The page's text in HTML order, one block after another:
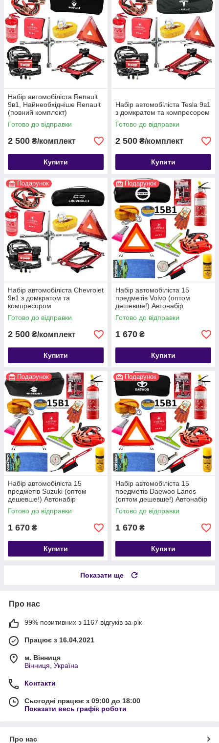
Набір автомобіліста Renault
9в1, Найнеобхідніше Renault
(повний комплект)
Готово до відправки
2 500 ₴/комплект
Купити
Набір автомобіліста Tesla 9в1
з домкратом та компресором
Готово до відправки
2 500 ₴/комплект
Купити
Подарунок
Набір автомобіліста Chevrolet
9в1 з домкратом та
компресором
Готово до відправки
2 500 ₴/комплект
Купити
Подарунок
Набір автомобіліста 15
предметів Volvo (оптом
дешевше!) Автонабір
Готово до відправки
1 670 ₴
Купити
Подарунок
Набір автомобіліста 15
предметів Suzuki (оптом
дешевше!) Автонабір
Готово до відправки
1 670 ₴
Купити
Подарунок
Набір автомобіліста 15
предметів Daewoo Lanos
(оптом дешевше!) Автонабір
Готово до відправки
1 670 ₴
Купити
Показати ще
Про нас
99% позитивних з 1167 відгуків за рік
Працює з 16.04.2021
м. Вінниця
Вінниця, Україна
Контакти
Сьогодні працює з 09:00 до 18:00
Показати весь графік роботи
Про нас